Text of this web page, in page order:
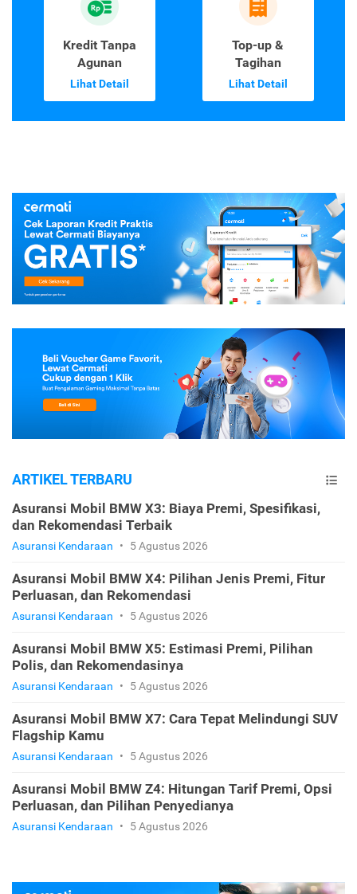
Kredit Tanpa
Agunan
Lihat Detail
Top-up &
Tagihan
Lihat Detail
ARTIKEL TERBARU
Asuransi Mobil BMW X3: Biaya Premi, Spesifikasi,
dan Rekomendasi Terbaik
Asuransi Kendaraan • 5 Agustus 2026
Asuransi Mobil BMW X4: Pilihan Jenis Premi, Fitur
Perluasan, dan Rekomendasi
Asuransi Kendaraan • 5 Agustus 2026
Asuransi Mobil BMW X5: Estimasi Premi, Pilihan
Polis, dan Rekomendasinya
Asuransi Kendaraan • 5 Agustus 2026
Asuransi Mobil BMW X7: Cara Tepat Melindungi SUV
Flagship Kamu
Asuransi Kendaraan • 5 Agustus 2026
Asuransi Mobil BMW Z4: Hitungan Tarif Premi, Opsi
Perluasan, dan Pilihan Penyedianya
Asuransi Kendaraan • 5 Agustus 2026